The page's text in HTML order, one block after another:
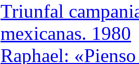
Triunfal
mexicanas. 1980
Raphael: